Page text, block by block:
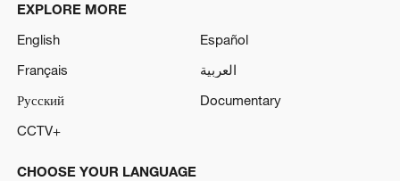
EXPLORE MORE
English
Español
Français
العربية
Русский
Documentary
CCTV+
CHOOSE YOUR LANGUAGE